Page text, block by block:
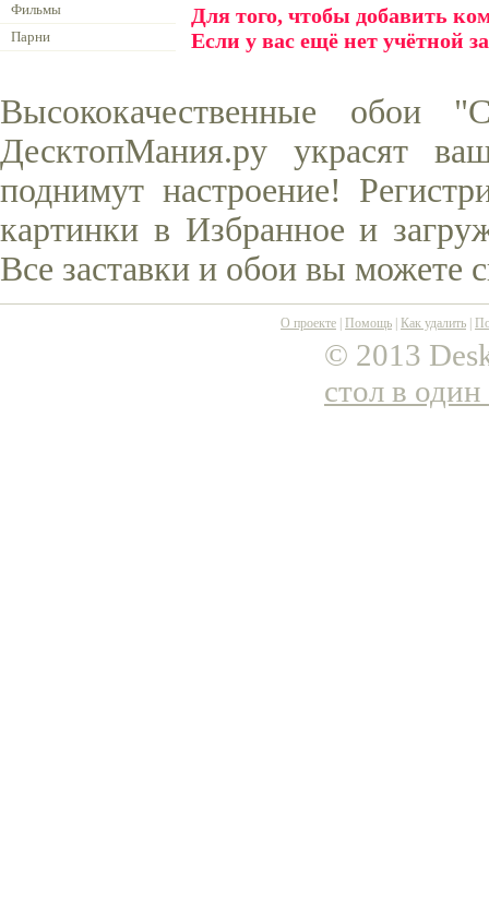
Фильмы
Парни
Для того, чтобы добавить
Если у вас ещё нет учётной
Высококачественные
ДесктопМания.ру украсят
поднимут настроение!
картинки в Избранное и
Все заставки и обои вы можете
О проекте Помощь Как удалить
© 2013
стол в